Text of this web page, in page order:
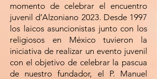
momento de celebrar el encuentro
juvenil d’Alzoniano 2023. Desde 1997
los laicos asuncionistas junto con los
religiosos en México tuvieron la
iniciativa de realizar un evento juvenil
con el objetivo de celebrar la pascua
de nuestro fundador, el P. Manuel